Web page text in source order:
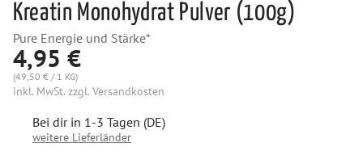
Kreatin Monohydrat Pulver (100g)
Pure Energie und Stärke*
4,95 €
(49,50 € / 1 KG)
inkl. MwSt. zzgl. Versandkosten
Bei dir in 1-3 Tagen (DE)
weitere Lieferländer